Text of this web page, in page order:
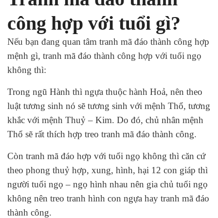
công hợp với tuổi gì?
Nếu bạn đang quan tâm tranh mã đáo thành công hợp
mệnh gì, tranh mã đáo thành công hợp với tuổi ngọ
không thì:
Trong ngũ Hành thì ngựa thuộc hành Hoả, nên theo
luật tương sinh nó sẽ tương sinh với mệnh Thổ, tương
khắc với mệnh Thuỷ – Kim. Do đó, chủ nhân mệnh
Thổ sẽ rất thích hợp treo tranh mã đáo thành công.
Còn tranh mã đáo hợp với tuổi ngọ không thì căn cứ
theo phong thuỷ hợp, xung, hình, hại 12 con giáp thì
người tuổi ngọ – ngọ hình nhau nên gia chủ tuổi ngọ
không nên treo tranh hình con ngựa hay tranh mã đáo
thành công.